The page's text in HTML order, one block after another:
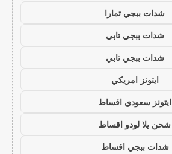
شدات ببجي تمارا
شدات ببجي تابي
شدات ببجي تابي
ايتونز امريكي
ايتونز سعودي اقساط
شحن يلا لودو اقساط
شدات ببجي اقساط